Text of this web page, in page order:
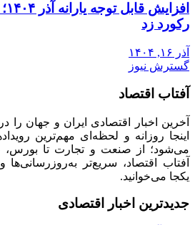
رکورد زد
آذر ۱۶, ۱۴۰۴
گسترش نیوز
آفتاب اقتصاد
آخرین اخبار اقتصادی ایران و جهان را
اینجا روزانه و لحظه‌ای مهم‌ترین
می‌شود؛ از صنعت و تجارت تا بورس،
آفتاب اقتصاد، سریع‌تر به‌روزرسانی‌ها
یکجا می‌خوانید.
جدیدترین اخبار اقتصادی